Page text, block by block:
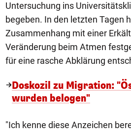
Untersuchung ins
begeben. In den letzten Tagen
Zusammenhang mit einer
Veränderung beim Atmen
für eine rasche Abklärung
Doskozil zu Migration:
wurden belogen"
"Ich kenne diese Anzeichen